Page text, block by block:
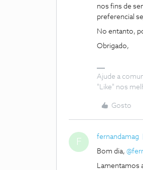
nos fins de
preferencial
No entanto,
Obrigado,
Ajude a
"Like" nos
Gosto
F fernandamag
Bom dia,
Lamentamos